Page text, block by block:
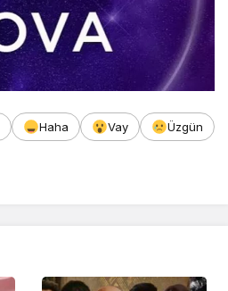
Haha Vay
Üzgün